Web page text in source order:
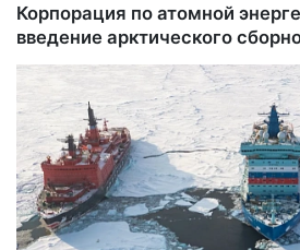
Корпорация по атомной
введение арктического